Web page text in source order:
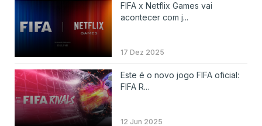
FIFA x Netflix Games vai
acontecer com j...
17 Dez 2025
Este é o novo jogo FIFA oficial:
FIFA R...
12 Jun 2025